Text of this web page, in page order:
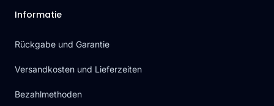
Informatie
Rückgabe und Garantie
Versandkosten und Lieferzeiten
Bezahlmethoden